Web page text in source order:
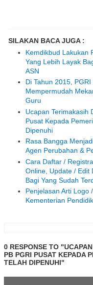
SILAKAN BACA JUGA :
Kemdikbud Lakukan
Yang Lebih Layak
ASN
Di Tahun 2015,
Mempermudah
Guru
Ucapan Terimakasih
Pusat Kepada
Dipenuhi
Rasa Bangga
Agen Perubahan &
Cara Daftar /
Online, Update / Edit
Bagi Yang Sudah
Penjelasan Arti Logo
Kementerian
0 RESPONSE TO
PB PGRI PUSAT KEPADA
TELAH DIPENUHI"